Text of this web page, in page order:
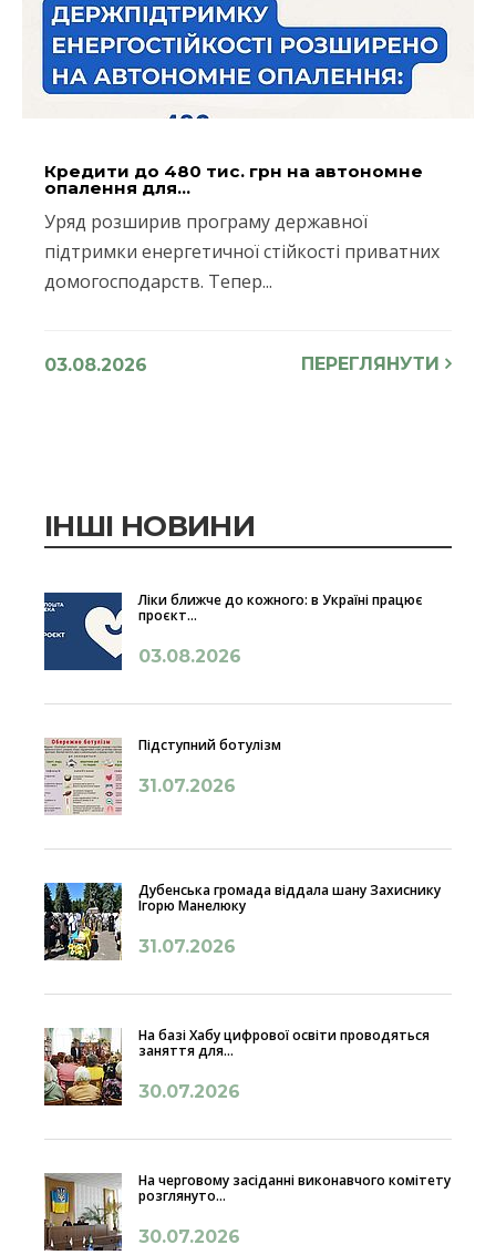
Кредити до 480 тис. грн на автономне
опалення для...
Уряд розширив програму державної
підтримки енергетичної стійкості приватних
домогосподарств. Тепер...
03.08.2026 ПЕРЕГЛЯНУТИ
ІНШІ НОВИНИ
Ліки ближче до кожного: в Україні працює
проєкт...
03.08.2026
Підступний ботулізм
31.07.2026
Дубенська громада віддала шану Захиснику
Ігорю Манелюку
31.07.2026
На базі Хабу цифрової освіти проводяться
заняття для...
30.07.2026
На черговому засіданні виконавчого комітету
розглянуто...
30.07.2026